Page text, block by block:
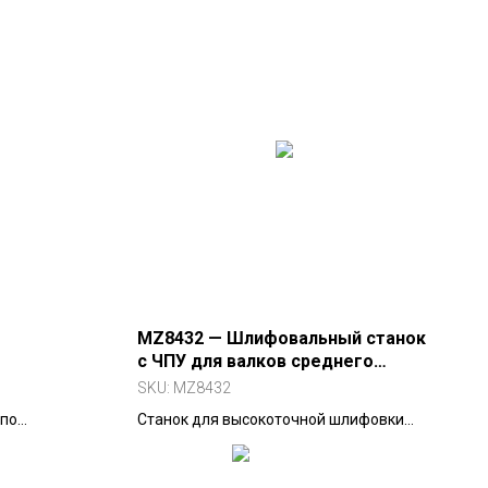
— от
в
MZ8432 — Шлифовальный станок
с ЧПУ для валков среднего
диаметра
SKU: MZ8432
Станок для высокоточной шлифовки
валков до Ø320 мм и длиной до 3 м.